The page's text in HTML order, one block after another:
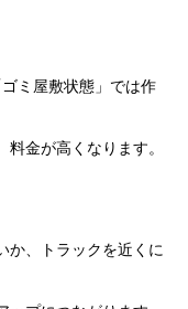
ミ屋敷状態」では作
金が高くなります。
、トラックを近くに